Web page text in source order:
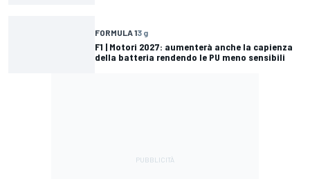
FORMULA 13 g
F1 | Motori 2027: aumenterà anche la capienza
della batteria rendendo le PU meno sensibili